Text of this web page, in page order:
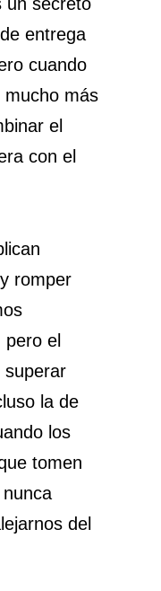
entrega
cuando
más
el
con el
romper
el
superar
la de
los
tomen
del